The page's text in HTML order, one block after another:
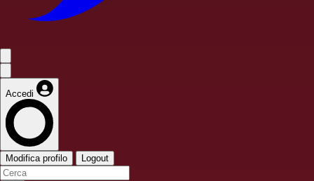
Accedi
Modifica profilo Logout